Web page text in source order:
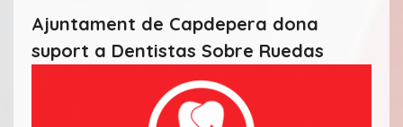
Ajuntament de Capdepera dona
suport a Dentistas Sobre Ruedas